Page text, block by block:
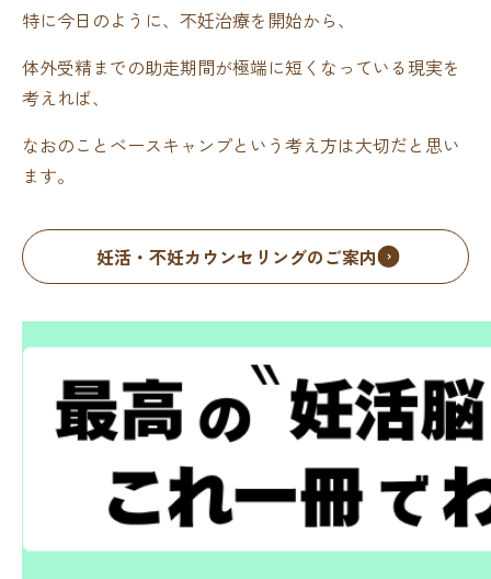
特に今日のように、不妊治療を開始から、
体外受精までの助走期間が極端に短くなっている現実を
考えれば、
なおのことベースキャンプという考え方は大切だと思い
ます。
妊活・不妊カウンセリングのご案内